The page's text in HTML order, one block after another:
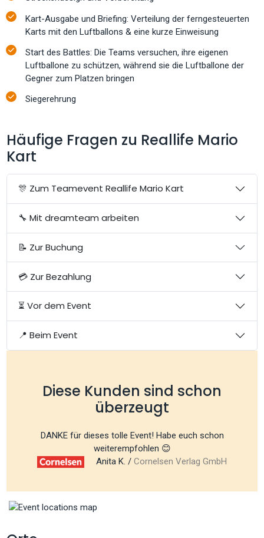
Kart-Ausgabe und Briefing: Verteilung der ferngesteuerten
Karts mit den Luftballons & eine kurze Einweisung
Start des Battles: Die Teams versuchen, ihre eigenen
Luftballone zu schützen, während sie die Luftballone der
Gegner zum Platzen bringen
Siegerehrung
Häufige Fragen zu Reallife Mario
Kart
🎊 Zum Teamevent Reallife Mario Kart
🔧 Mit dreamteam arbeiten
📝 Zur Buchung
💳 Zur Bezahlung
⏳ Vor dem Event
📍 Beim Event
Diese Kunden sind schon
überzeugt
DANKE für dieses tolle Event! Habe euch schon
weiterempfohlen 😊
Anita K. / Cornelsen Verlag GmbH